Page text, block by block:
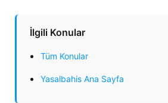
İlgili Konular
Tüm Konular
Yasalbahis Ana Sayfa